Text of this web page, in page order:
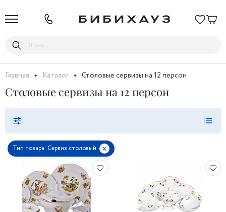
Главная Каталог Столовые сервизы на 12 персон
Столовые сервизы на 12 персон
Тип товара: Сервиз столовый x